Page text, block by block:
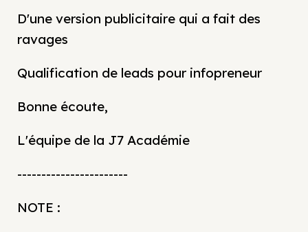
D'une version publicitaire qui a fait des
ravages
Qualification de leads pour infopreneur
Bonne écoute,
L'équipe de la J7 Académie
-----------------------
NOTE :